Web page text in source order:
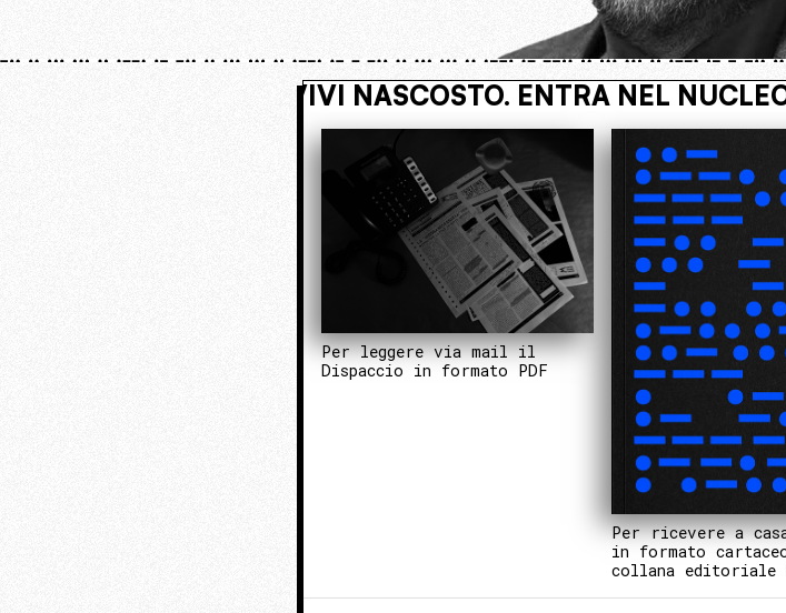
ENTRA NEL NUCLEO OPERATIVO VIVI NASCOSTO.
Per leggere via mail il
Dispaccio in formato PDF
Per ricevere a
in formato
collana editoriale